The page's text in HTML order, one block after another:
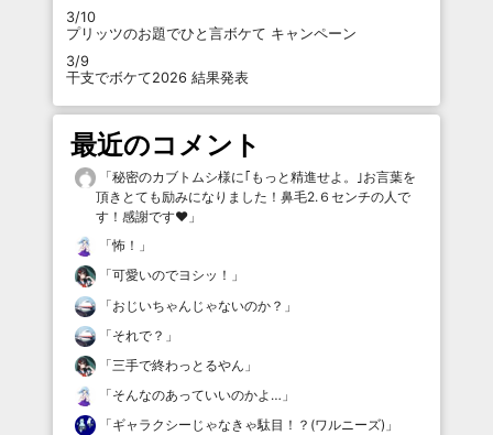
3/10
プリッツのお題でひと言ボケて キャンペーン
3/9
干支でボケて2026 結果発表
最近のコメント
「秘密のカブトムシ様に｢もっと精進せよ。｣お言葉を
頂きとても励みになりました！鼻毛2.６センチの人で
す！感謝です♥️ 」
「怖！ 」
「可愛いのでヨシッ！ 」
「おじいちゃんじゃないのか？ 」
「それで？ 」
「三手で終わっとるやん 」
「そんなのあっていいのかよ… 」
「ギャラクシーじゃなきゃ駄目！？(ワルニーズ) 」